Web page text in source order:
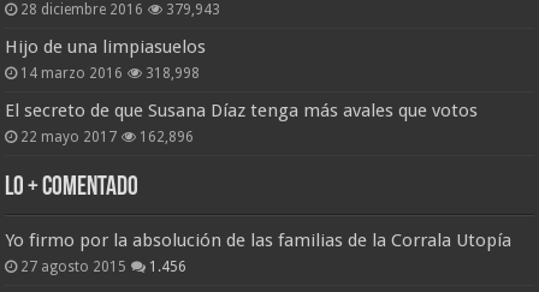
28 diciembre 2016 379,943
Hijo de una limpiasuelos
14 marzo 2016 318,998
El secreto de que Susana Díaz tenga más avales que votos
22 mayo 2017 162,896
Lo + Comentado
Yo firmo por la absolución de las familias de la Corrala Utopía
27 agosto 2015 1.456